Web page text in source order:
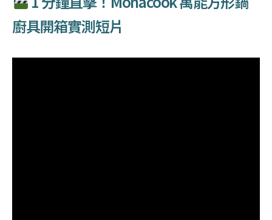
廚具開箱實測短片